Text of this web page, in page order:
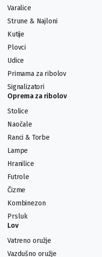
Varalice
Strune & Najloni
Kutije
Plovci
Udice
Primama za ribolov
Signalizatori
Oprema za ribolov
Stolice
Naočale
Ranci & Torbe
Lampe
Hranilice
Futrole
Čizme
Kombinezon
Prsluk
Lov
Vatreno oružje
Vazdušno oružje